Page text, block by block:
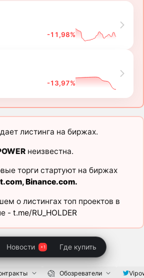
-11,98%
-13,97%
листинга на биржах.
неизвестна.
торги стартуют на биржах
,Binance.com.
о листингах топ проектов в
- t.me/RU_HOLDER
Новости Где купить
Обозреватели